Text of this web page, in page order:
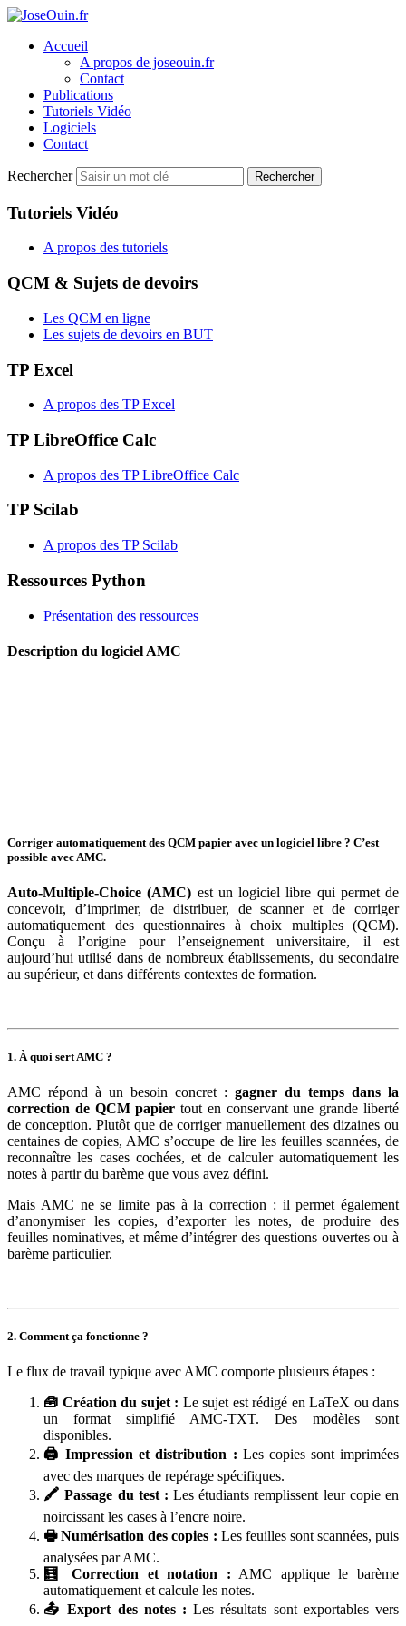
Accueil
A propos de joseouin.fr
Contact
Publications
Tutoriels Vidéo
Logiciels
Contact
Rechercher Rechercher
Tutoriels Vidéo
A propos des tutoriels
QCM & Sujets de devoirs
Les QCM en ligne
Les sujets de devoirs en BUT
TP Excel
A propos des TP Excel
TP LibreOffice Calc
A propos des TP LibreOffice Calc
TP Scilab
A propos des TP Scilab
Ressources Python
Présentation des ressources
Description du logiciel AMC
Corriger automatiquement des QCM papier avec un logiciel libre ? C’est
possible avec AMC.
Auto-Multiple-Choice (AMC) est un logiciel libre qui permet de
concevoir, d’imprimer, de distribuer, de scanner et de corriger
automatiquement des questionnaires à choix multiples (QCM).
Conçu à l’origine pour l’enseignement universitaire, il est
aujourd’hui utilisé dans de nombreux établissements, du secondaire
au supérieur, et dans différents contextes de formation.
1. À quoi sert AMC ?
AMC répond à un besoin concret : gagner du temps dans la
correction de QCM papier tout en conservant une grande liberté
de conception. Plutôt que de corriger manuellement des dizaines ou
centaines de copies, AMC s’occupe de lire les feuilles scannées, de
reconnaître les cases cochées, et de calculer automatiquement les
notes à partir du barème que vous avez défini.
Mais AMC ne se limite pas à la correction : il permet également
d’anonymiser les copies, d’exporter les notes, de produire des
feuilles nominatives, et même d’intégrer des questions ouvertes ou à
barème particulier.
2. Comment ça fonctionne ?
Le flux de travail typique avec AMC comporte plusieurs étapes :
🧰 Création du sujet : Le sujet est rédigé en LaTeX ou dans
un format simplifié AMC-TXT. Des modèles sont
disponibles.
🖨️ Impression et distribution : Les copies sont imprimées
avec des marques de repérage spécifiques.
🖍️ Passage du test : Les étudiants remplissent leur copie en
noircissant les cases à l’encre noire.
🖶 Numérisation des copies : Les feuilles sont scannées, puis
analysées par AMC.
🧮 Correction et notation : AMC applique le barème
automatiquement et calcule les notes.
📤 Export des notes : Les résultats sont exportables vers